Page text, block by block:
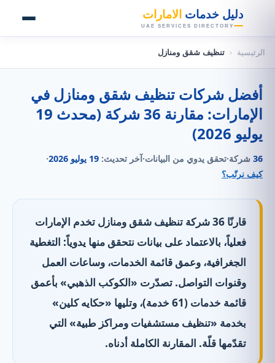
دليل خدمات الامارات
UAE SERVICES DIRECTORY
الرئيسية ‹ تنظيف شقق ومنازل
أفضل شركات تنظيف شقق ومنازل في
الإمارات: مقارنة 36 شركة (محدث 19
يوليو 2026)
36 شركة·تحقق يدوي من البيانات·آخر تحديث: 19 يوليو 2026
·
كيف نرتّب؟
قارنّا 36 شركة تنظيف شقق ومنازل تخدم الإمارات
فعلياً، بالاعتماد على بيانات نتحقق منها يدوياً: التغطية
الجغرافية، وعمق قائمة الخدمات، وساعات العمل
وقنوات التواصل. تصدّرت «الكوكب الذهبي» بأعمق
قائمة خدمات (61 خدمة)، وتليها «حكايه كلين»
بخدمة «تنظيف مستشفيات ومراكز طبية» التي
تقدّمها قلّة. المقارنة الكاملة أدناه.